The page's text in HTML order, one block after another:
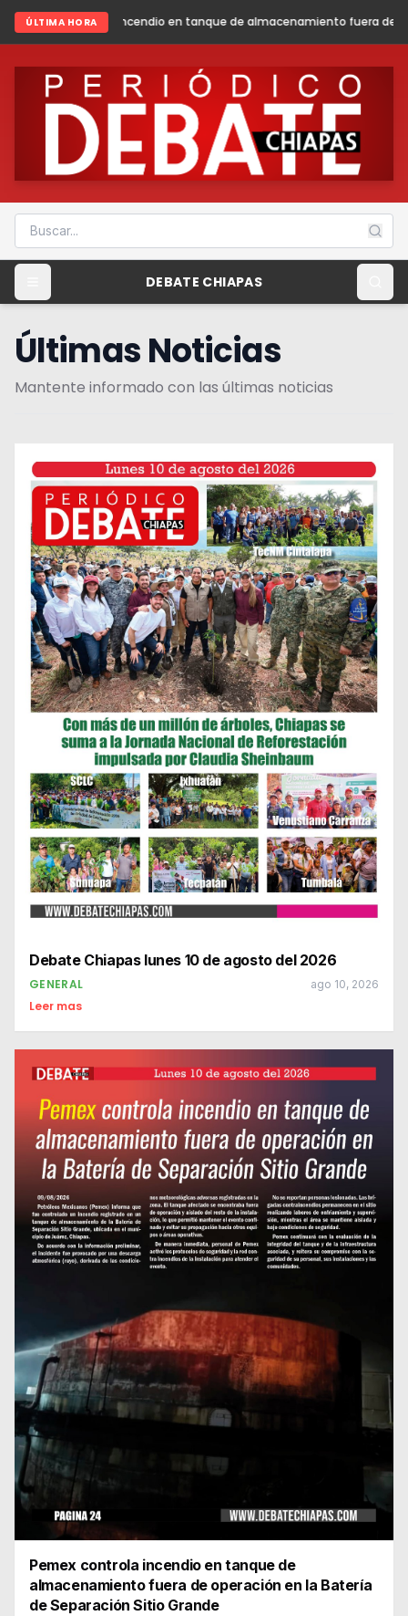
ÚLTIMA HORA
en tanque de almacenamiento fuera de operación en la Batería de
DEBATE CHIAPAS
Últimas Noticias
Mantente informado con las últimas noticias
Debate Chiapas lunes 10 de agosto del 2026
GENERAL ago 10, 2026
Leer mas
Pemex controla incendio en tanque de
almacenamiento fuera de operación en la Batería
de Separación Sitio Grande